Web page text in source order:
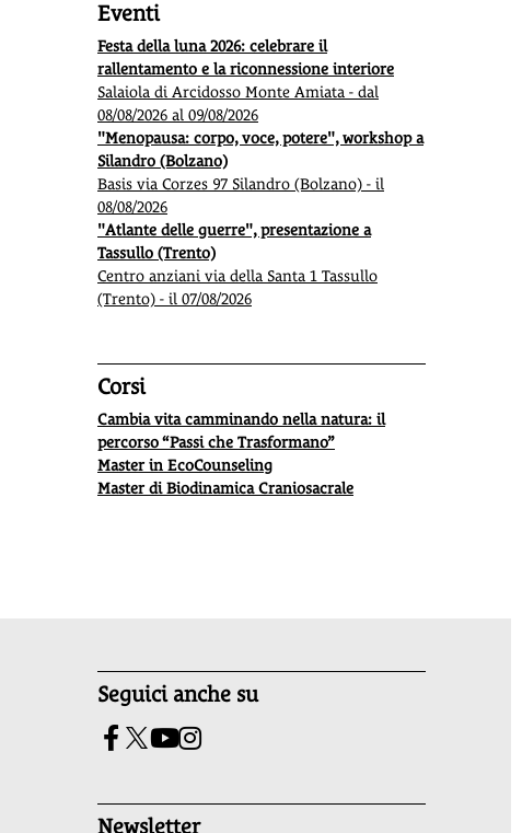
C’è bisogno di più umanità
Il nostro lettore Francesco Lena ha condiviso noi
questa sua poesia e noi la condividiamo a nostra
volta con chi ci segue.
Eventi
Festa della luna 2026: celebrare il
rallentamento e la riconnessione interiore
Salaiola di Arcidosso Monte Amiata - dal
08/08/2026 al 09/08/2026
"Menopausa: corpo, voce, potere", workshop a
Silandro (Bolzano)
Basis via Corzes 97 Silandro (Bolzano) - il
08/08/2026
"Atlante delle guerre", presentazione a
Tassullo (Trento)
Centro anziani via della Santa 1 Tassullo
(Trento) - il 07/08/2026
Corsi
Cambia vita camminando nella natura: il
percorso “Passi che Trasformano”
Master in EcoCounseling
Master di Biodinamica Craniosacrale
Seguici anche su
Newsletter